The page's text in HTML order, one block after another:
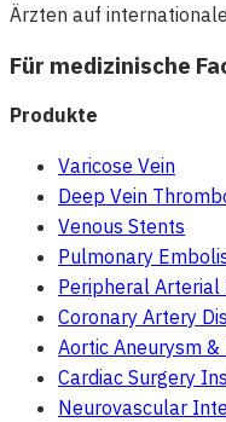
Ärzten auf
Für medizinische
Produkte
Varicose Vein
Deep Vein
Venous Stents
Pulmonary
Peripheral Arterial
Coronary Artery
Aortic Aneurysm
Cardiac Surgery
Neurovascular